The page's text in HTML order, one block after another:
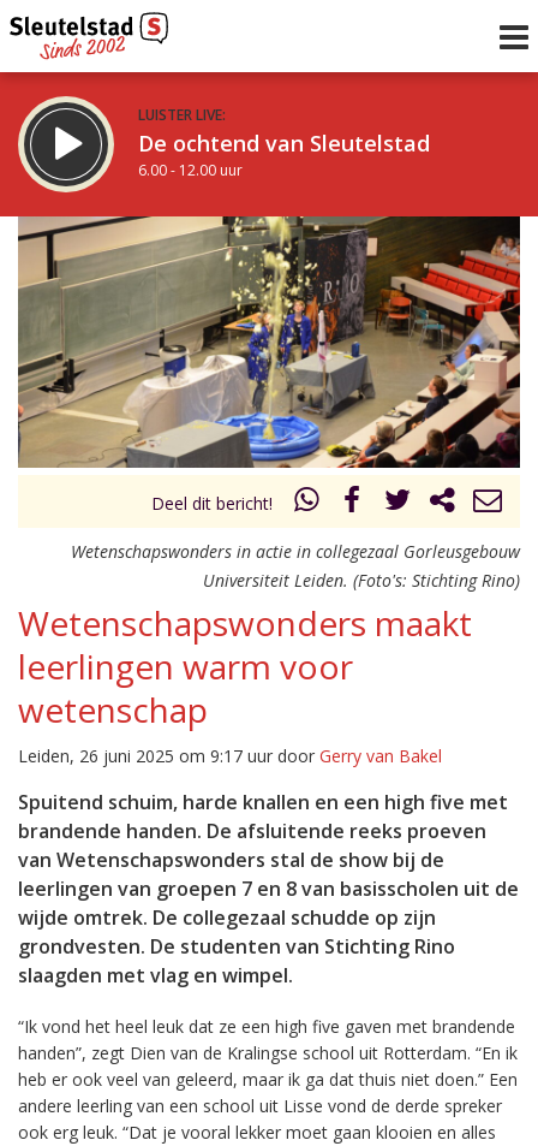
LUISTER LIVE:
De ochtend van Sleutelstad
6.00 - 12.00 uur
STRAKS:
De middag van Sleutelstad
12.00 - 19.00 uur
Vorig uur
uur 1 van 0 Volgend uur
Inklappen
Deel dit bericht!
Wetenschapswonders in actie in collegezaal Gorleusgebouw
Universiteit Leiden. (Foto's: Stichting Rino)
Wetenschapswonders maakt
leerlingen warm voor
wetenschap
Leiden, 26 juni 2025 om 9:17 uur door Gerry van Bakel
Spuitend schuim, harde knallen en een high five met
brandende handen. De afsluitende reeks proeven
van Wetenschapswonders stal de show bij de
leerlingen van groepen 7 en 8 van basisscholen uit de
wijde omtrek. De collegezaal schudde op zijn
grondvesten. De studenten van Stichting Rino
slaagden met vlag en wimpel.
“Ik vond het heel leuk dat ze een high five gaven met brandende
handen”, zegt Dien van de Kralingse school uit Rotterdam. “En ik
heb er ook veel van geleerd, maar ik ga dat thuis niet doen.” Een
andere leerling van een school uit Lisse vond de derde spreker
ook erg leuk. “Dat je vooral lekker moet gaan klooien en alles